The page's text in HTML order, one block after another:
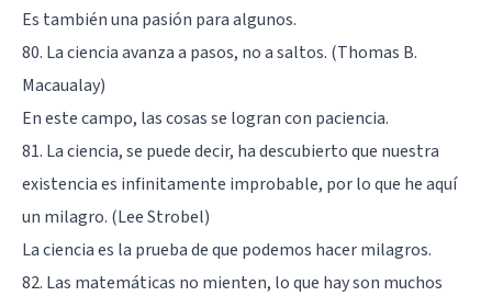
Es también una pasión para algunos.
80. La ciencia avanza a pasos, no a saltos. (Thomas B.
Macaualay)
En este campo, las cosas se logran con paciencia.
81. La ciencia, se puede decir, ha descubierto que nuestra
existencia es infinitamente improbable, por lo que he aquí
un milagro. (Lee Strobel)
La ciencia es la prueba de que podemos hacer milagros.
82. Las matemáticas no mienten, lo que hay son muchos